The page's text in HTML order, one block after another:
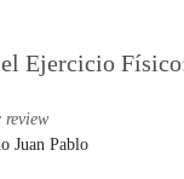
Ejercicio
review
Juan Pablo